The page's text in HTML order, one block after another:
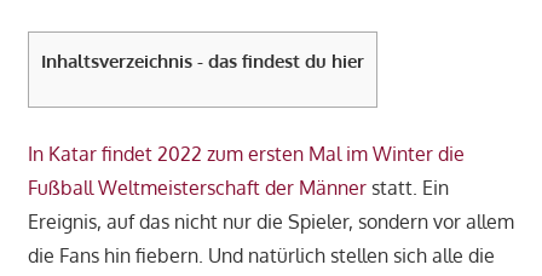
Inhaltsverzeichnis - das findest du hier
In Katar findet 2022 zum ersten Mal im Winter die
Fußball Weltmeisterschaft der Männerstatt. Ein
Ereignis, auf das nicht nur die Spieler, sondern vor allem
die Fans hin fiebern. Und natürlich stellen sich alle die